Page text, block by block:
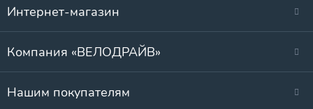
Интернет-магазин
Компания «ВЕЛОДРАЙВ»
Нашим покупателям